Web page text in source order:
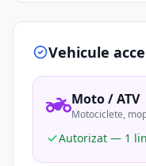
Vehicule
Moto / ATV
Motociclete,
Autorizat — 1